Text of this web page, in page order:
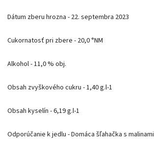
Dátum zberu hrozna - 22. septembra 2023
Cukornatosť pri zbere - 20,0 °NM
Alkohol - 11,0 % obj.
Obsah zvyškového cukru - 1,40 g.l-1
Obsah kyselín - 6,19 g.l-1
Odporúčanie k jedlu - Domáca šľahačka s malinami